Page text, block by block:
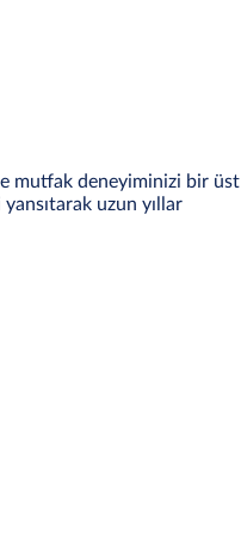
mutfak deneyiminizi bir üst
uzun yıllar